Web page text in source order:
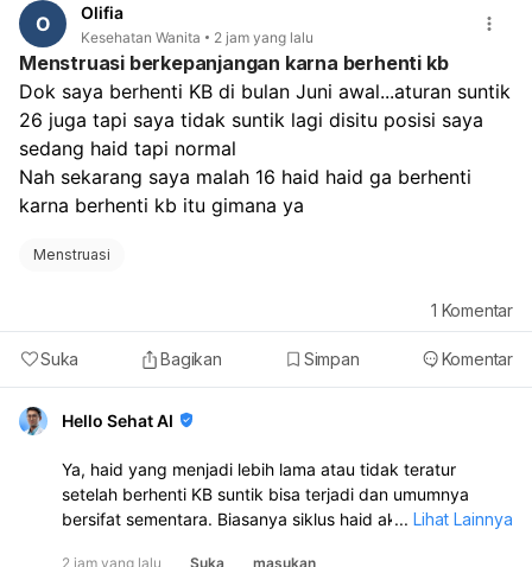
O Olifia
Kesehatan Wanita 2 jam yang lalu
Menstruasi berkepanjangan karna berhenti kb
Dok saya berhenti KB di bulan Juni awal...aturan suntik
26 juga tapi saya tidak suntik lagi disitu posisi saya
sedang haid tapi normal
Nah sekarang saya malah 16 haid haid ga berhenti
karna berhenti kb itu gimana ya
Menstruasi
Suka Bagikan Simpan Komentar
1 Komentar
Hello Sehat AI
Ya, haid yang menjadi lebih lama atau tidak teratur
setelah berhenti KB suntik bisa terjadi dan umumnya
bersifat sementara. Biasanya siklus haid akan kembali
... Lihat Lainnya
2 jam yang lalu Suka masukan